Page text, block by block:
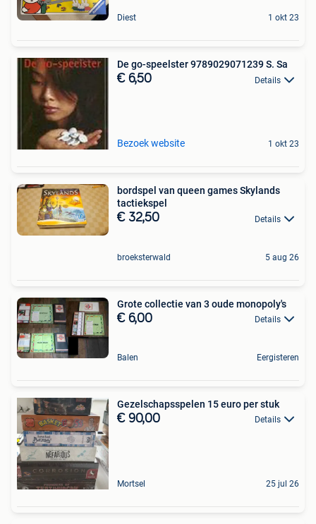
Diest 1 okt 23
De go-speelster 9789029071239 S. Sa
€ 6,50 Details
Bezoek website 1 okt 23
bordspel van queen games Skylands
tactiekspel
€ 32,50 Details
broeksterwald 5 aug 26
Grote collectie van 3 oude monopoly's
€ 6,00 Details
Balen Eergisteren
Gezelschapsspelen 15 euro per stuk
€ 90,00 Details
Mortsel 25 jul 26